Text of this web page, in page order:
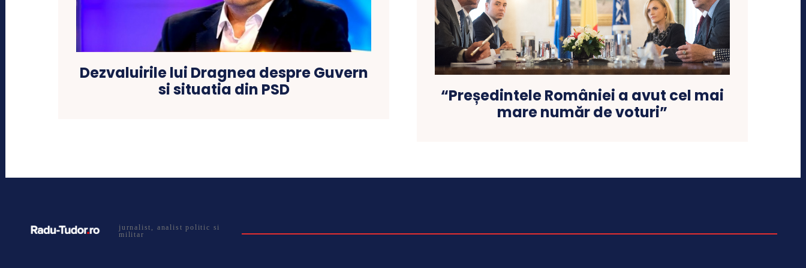
Dezvaluirile lui Dragnea despre Guvern
si situatia din PSD
“Președintele României a avut cel mai
mare număr de voturi”
jurnalist, analist politic si
militar